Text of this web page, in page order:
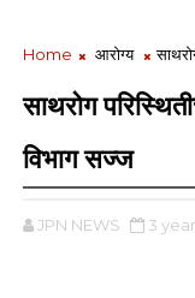
Home आरोग्य
साथरोग
विभाग सज्ज
JPN NEWS 3